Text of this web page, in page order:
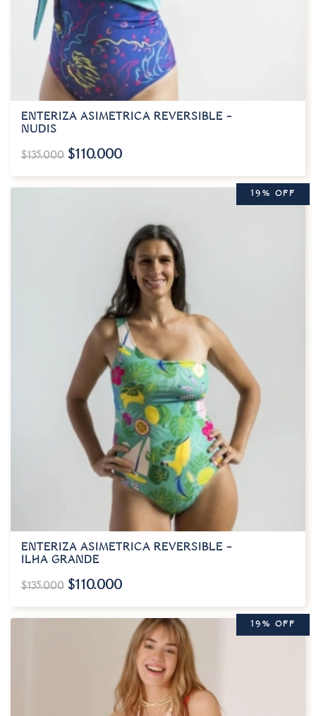
ENTERIZA ASIMETRICA REVERSIBLE –
NUDIS
$135.000 $110.000
19% OFF
ENTERIZA ASIMETRICA REVERSIBLE –
ILHA GRANDE
$135.000 $110.000
19% OFF